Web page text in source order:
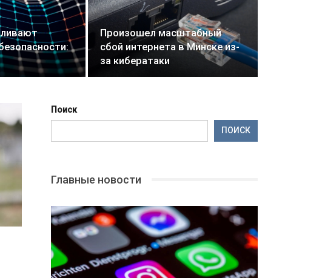
Произошел масштабный
сбой интернета в Минске из-
за кибератаки
Поиск
ПОИСК
Главные новости